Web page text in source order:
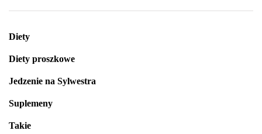
Diety
Diety proszkowe
Jedzenie na Sylwestra
Suplemeny
Takie